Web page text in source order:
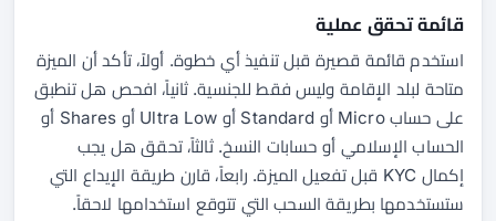
قائمة تحقق عملية
استخدم قائمة قصيرة قبل تنفيذ أي خطوة. أولاً، تأكد أن الميزة
متاحة لبلد الإقامة وليس فقط للجنسية. ثانياً، افحص هل تنطبق
على حساب Micro أو Standard أو Ultra Low أو Shares أو
الحساب الإسلامي أو حسابات النسخ. ثالثاً، تحقق هل يجب
إكمال KYC قبل تفعيل الميزة. رابعاً، قارن طريقة الإيداع التي
ستستخدمها بطريقة السحب التي تتوقع استخدامها لاحقاً.